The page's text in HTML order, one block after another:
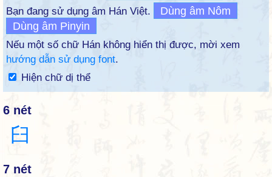
Bạn đang sử dụng âm Hán Việt.
Dùng âm Nôm
Dùng âm Pinyin
Nếu một số chữ Hán không hiển thị được, mời xem
hướng dẫn sử dụng font.
Hiện chữ dị thể
6 nét
臼
7 nét